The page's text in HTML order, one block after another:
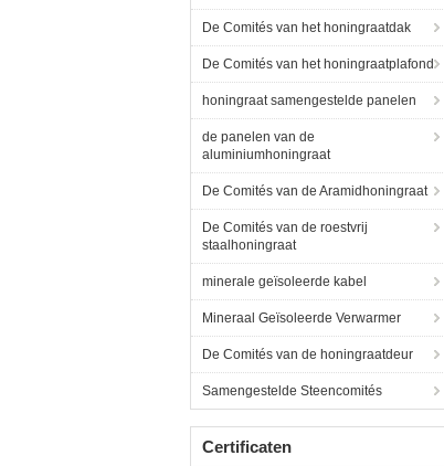
De Comités van het honingraatdak
De Comités van het honingraatplafond
honingraat samengestelde panelen
de panelen van de
aluminiumhoningraat
De Comités van de Aramidhoningraat
De Comités van de roestvrij
staalhoningraat
minerale geïsoleerde kabel
Mineraal Geïsoleerde Verwarmer
De Comités van de honingraatdeur
Samengestelde Steencomités
Certificaten